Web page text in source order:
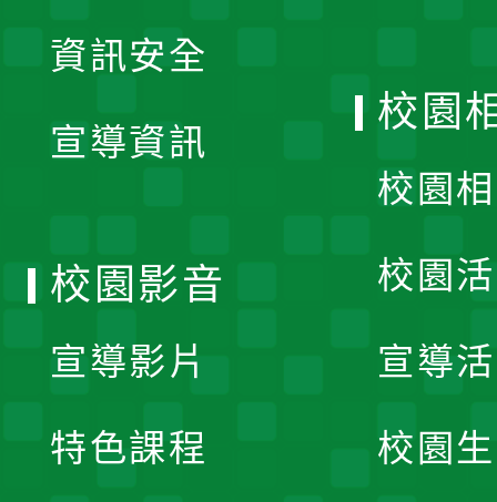
資訊安全
宣導資訊
校園
校園
校園
宣導
校園
校園影音
宣導影片
特色課程